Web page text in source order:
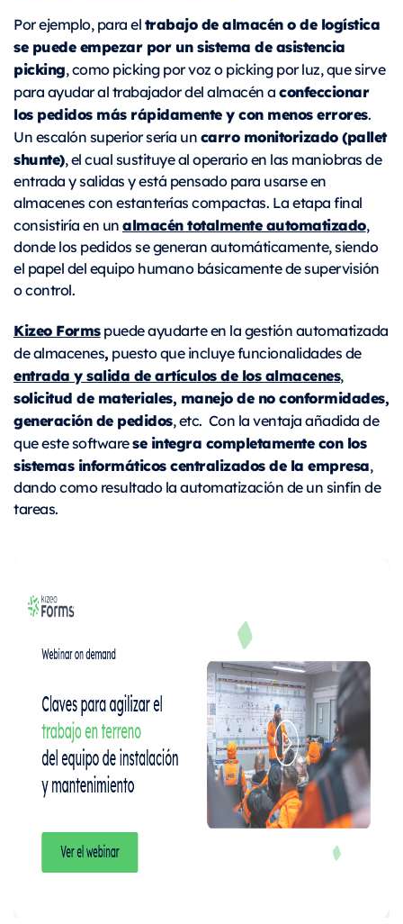
Por ejemplo, para eltrabajo de almacén o de logística
se puede empezar por un sistema de asistencia
picking, como picking por voz o picking por luz, que sirve
para ayudar al trabajador del almacén aconfeccionar
los pedidos más rápidamente y con menos errores.
Un escalón superior sería uncarro monitorizado (pallet
shunte), el cual sustituye al operario en las maniobras de
entrada y salidas y está pensado para usarse en
almacenes con estanterías compactas. La etapa final
consistiría en unalmacén totalmente automatizado,
donde los pedidos se generan automáticamente, siendo
el papel del equipo humano básicamente de supervisión
o control.
Kizeo Forms puede ayudarte en la gestión automatizada
de almacenes, puesto que incluye funcionalidades de
entrada y salida de artículos de los almacenes,
solicitud de materiales, manejo de no conformidades,
generación de pedidos, etc. Con la ventaja añadida de
que este softwarese integra completamente con los
sistemas informáticos centralizados de la empresa,
dando como resultado la automatización de un sinfín de
tareas.